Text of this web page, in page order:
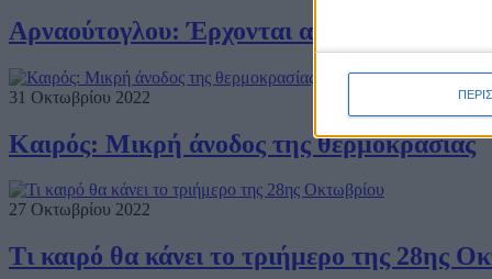
Αρναούτογλου: Έρχονται ακραία καιρικά
31 Οκτωβρίου 2022
Καιρός: Μικρή άνοδος της θερμοκρασίας
27 Οκτωβρίου 2022
Τι καιρό θα κάνει το τριήμερο της 28ης